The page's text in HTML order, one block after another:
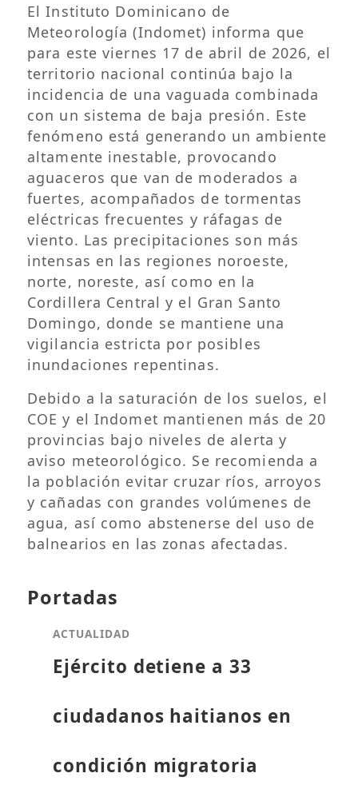
El Instituto Dominicano de
Meteorología (Indomet) informa que
para este viernes 17 de abril de 2026, el
territorio nacional continúa bajo la
incidencia de una vaguada combinada
con un sistema de baja presión. Este
fenómeno está generando un ambiente
altamente inestable, provocando
aguaceros que van de moderados a
fuertes, acompañados de tormentas
eléctricas frecuentes y ráfagas de
viento. Las precipitaciones son más
intensas en las regiones noroeste,
norte, noreste, así como en la
Cordillera Central y el Gran Santo
Domingo, donde se mantiene una
vigilancia estricta por posibles
inundaciones repentinas.
Debido a la saturación de los suelos, el
COE y el Indomet mantienen más de 20
provincias bajo niveles de alerta y
aviso meteorológico. Se recomienda a
la población evitar cruzar ríos, arroyos
y cañadas con grandes volúmenes de
agua, así como abstenerse del uso de
balnearios en las zonas afectadas.
Portadas
ACTUALIDAD
Ejército detiene a 33
ciudadanos haitianos en
condición migratoria